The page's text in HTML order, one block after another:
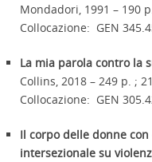
Mondadori, 1991 – 190
Collocazione: GEN
La mia parola contro la
Collins, 2018 – 249 p. ;
Collocazione: GEN
Il corpo delle donne
intersezionale su